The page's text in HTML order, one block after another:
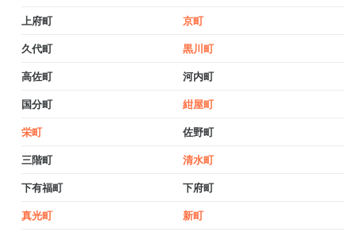
上府町 京町
久代町 黒川町
高佐町 河内町
国分町 紺屋町
栄町 佐野町
三階町 清水町
下有福町 下府町
真光町 新町